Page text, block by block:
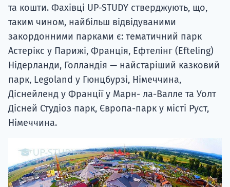
та кошти. Фахівці UP-STUDY стверджують, що,
таким чином, найбільш відвідуваними
закордонними парками є: тематичний парк
Астерікс у Парижі, Франція, Ефтелінг (Efteling)
Нідерланди, Голландія — найстаріший казковий
парк, Legoland у Гюнцбурзі, Німеччина,
Діснейленд у Франції у Марн- ла-Валле та Уолт
Дісней Студіоз парк, Європа-парк у місті Руст,
Німеччина.